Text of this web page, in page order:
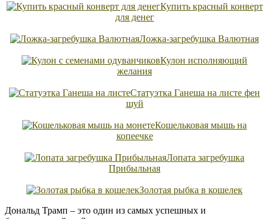
Купить красный конверт
для денег
Ложка-загребушка Валютная
Кулон исполняющий
желания
Статуэтка Ганеша на листе фен
шуй
Кошельковая мышь на
копеечке
Лопата загребушка
Прибыльная
Золотая рыбка в кошелек
Дональд Трамп – это один из самых успешных и